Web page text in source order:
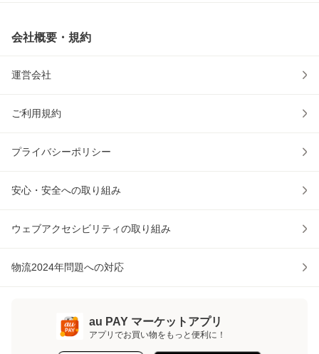
会社概要・規約
運営会社
ご利用規約
プライバシーポリシー
安心・安全への取り組み
ウェブアクセシビリティの取り組み
物流2024年問題への対応
au PAY マーケットアプリ
アプリでお買い物をもっと便利に！